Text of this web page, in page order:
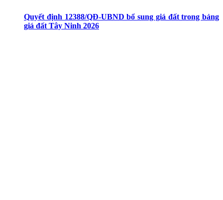
Quyết định 12388/QĐ-UBND bổ sung giá đất trong bảng
giá đất Tây Ninh 2026